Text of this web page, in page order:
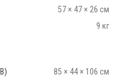
57 × 47 × 26 см
9 кг
85 × 44 × 106 см